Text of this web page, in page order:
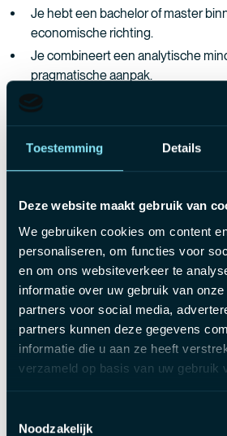
Toestemming Details
Deze website maakt gebruik van
We gebruiken cookies om content
personaliseren, om functies voor
en om ons websiteverkeer te
informatie over uw gebruik van
partners voor social media,
partners kunnen deze gegevens
informatie die u aan ze heeft
verzameld op basis van uw gebruik
Noodzakelijk
Je hebt een bachelor of master
economische richting.
Je combineert een analytische
pragmatische aanpak.
Je werkt zelfstandig, neemt
je comfortabel in verschillende
Je communiceert vlot met zowel
medewerkers als het management.
afwisseling en nieuwe uitdagingen.
Wat bieden wij jou
Een aantrekkelijk bruto salaris
afhankelijk van ervaring
Keuze tussen een bedrijfswagen
mobiliteitsbudget.
Een uitgebreide